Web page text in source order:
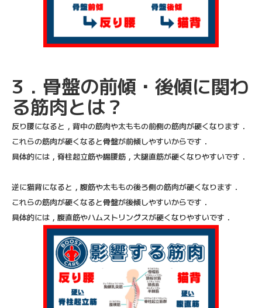
3．骨盤の前傾・後傾に関わ
る筋肉とは？
反り腰になると，背中の筋肉や太ももの前側の筋肉が硬くなります．
これらの筋肉が硬くなると骨盤が前傾しやすいからです．
具体的には，脊柱起立筋や腸腰筋，大腿直筋が硬くなりやすいです．
逆に猫背になると，腹筋や太ももの後ろ側の筋肉が硬くなります．
これらの筋肉が硬くなると骨盤が後傾しやすいからです．
具体的には，腹直筋やハムストリングスが硬くなりやすいです．